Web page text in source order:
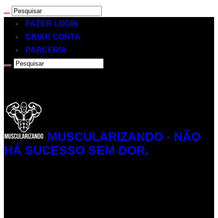
FAZER LOGIN
CRIAR CONTA
PARCERIA
MUSCULARIZANDO - NÃO
HÁ SUCESSO SEM DOR.